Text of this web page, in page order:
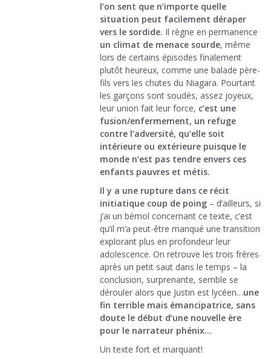
l’on sent que n’importe quelle
situation peut facilement déraper
vers le sordide. Il règne en permanence
un climat de menace sourde, même
lors de certains épisodes finalement
plutôt heureux, comme une balade père-
fils vers les chutes du Niagara. Pourtant
les garçons sont soudés, assez joyeux,
leur union fait leur force, c’est une
fusion/enfermement, un refuge
contre l’adversité, qu’elle soit
intérieure ou extérieure puisque le
monde n’est pas tendre envers ces
enfants pauvres et métis.
Il y a une rupture dans ce récit
initiatique coup de poing – d’ailleurs, si
j’ai un bémol concernant ce texte, c’est
qu’il m’a peut-être manqué une transition
explorant plus en profondeur leur
adolescence. On retrouve les trois frères
après un petit saut dans le temps – la
conclusion, surprenante, semble se
dérouler alors que Justin est lycéen…une
fin terrible mais émancipatrice, sans
doute le début d’une nouvelle ère
pour le narrateur phénix…
Un texte fort et marquant!